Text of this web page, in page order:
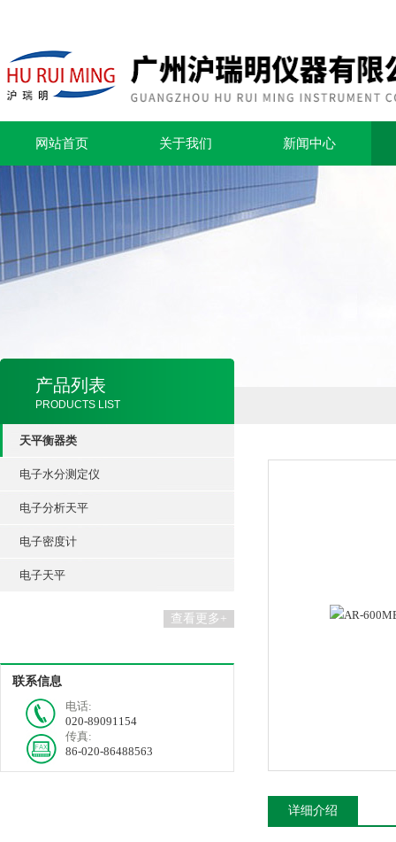
网站首页 关于我们 新闻中心
产品列表
PRODUCTS LIST
天平衡器类
电子水分测定仪
电子分析天平
电子密度计
电子天平
查看更多+
联系信息
电话:
020-89091154
传真:
86-020-86488563
详细介绍